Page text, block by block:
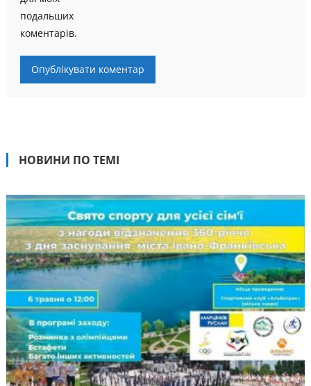
подальших
коментарів.
НОВИНИ ПО ТЕМІ